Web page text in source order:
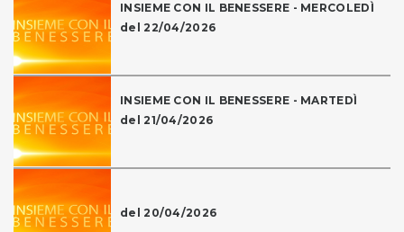
INSIEME CON IL BENESSERE - MERCOLEDÌ
del 22/04/2026
INSIEME CON IL BENESSERE - MARTEDÌ
del 21/04/2026
del 20/04/2026